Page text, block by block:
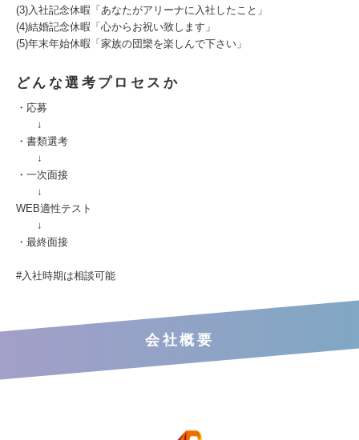
(3)入社記念休暇「あなたがアリーナに入社したこと」
(4)結婚記念休暇「心からお祝い致します」
(5)年末年始休暇「家族の団欒を楽しんで下さい」
どんな選考プロセスか
・応募
↓
・書類選考
↓
・一次面接
↓
WEB適性テスト
↓
・最終面接
#入社時期は相談可能
会社概要